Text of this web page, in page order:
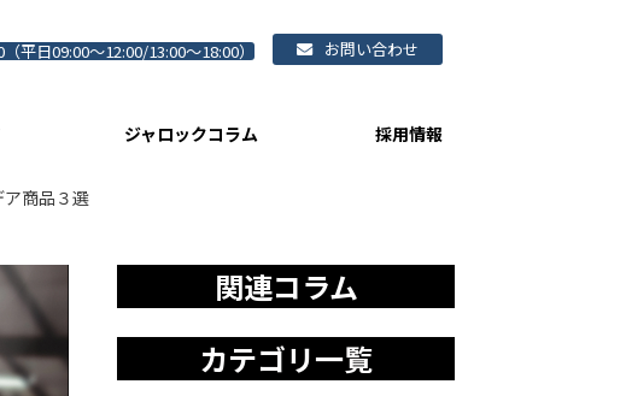
平日09:00～12:00/13:00～18:00） お問い合わせ
ジャロックコラム 採用情報
商品３選
関連コラム
カテゴリ一覧